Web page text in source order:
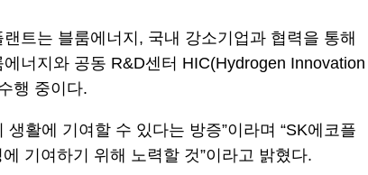
트는 블룸에너지, 국내 강소기업과 협력을 통해
너지와 공동 R&D센터 HIC(Hydrogen Innovation
행 중이다.
활에 기여할 수 있다는 방증”이라며 “SK에코플
기여하기 위해 노력할 것”이라고 밝혔다.